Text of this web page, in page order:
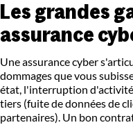
Les grandes
assurance
Une assurance cyber
dommages que vous
état, l'interruption
tiers (fuite de données de
partenaires). Un bon